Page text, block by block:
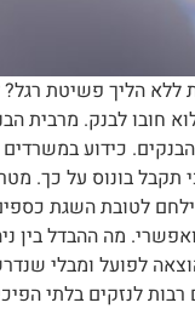
הליך פשיטת
חובו לבנק. מרבית
כידוע
בונוס על כך.
לטובת השגת
מה ההבדל בין
לפועל ומבלי
לנזקים בלתי